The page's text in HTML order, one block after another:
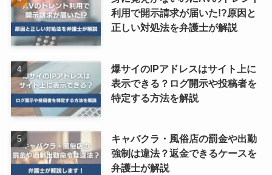
利用で開示請求が届いた!?原因と
正しい対処法を弁護士が解説
爆サイのIPアドレスはサイト上に
表示できる？ログ開示や投稿者を
特定する方法を解説
キャバクラ・風俗店の罰金や出勤
強制は違法？返金できるケースを
弁護士が解説